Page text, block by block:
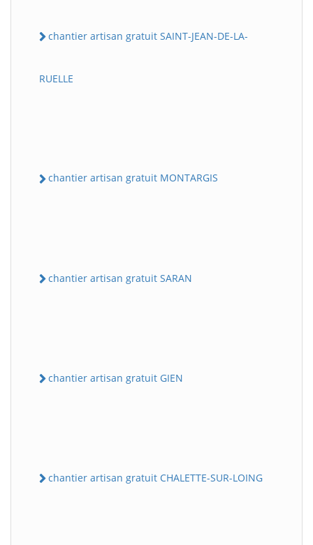
chantier artisan gratuit SAINT-JEAN-DE-LA-
RUELLE
chantier artisan gratuit MONTARGIS
chantier artisan gratuit SARAN
chantier artisan gratuit GIEN
chantier artisan gratuit CHALETTE-SUR-LOING